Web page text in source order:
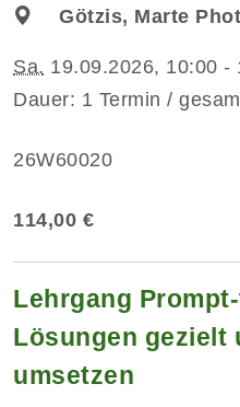
Götzis, Marte
Sa. 19.09.2026, 10:00 -
Dauer: 1 Termin /
26W60020
114,00 €
Lehrgang
Lösungen gezielt
umsetzen